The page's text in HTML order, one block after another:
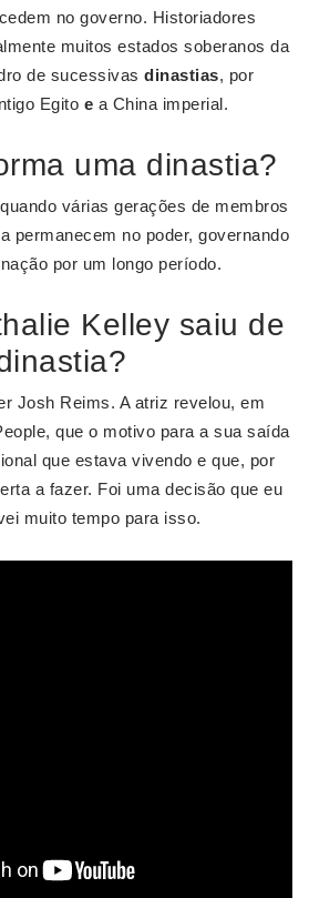
no governo. Historiadores
muitos estados soberanos da
de sucessivas dinastias, por
Egito e a China imperial.
uma dinastia?
várias gerações de membros
permanecem no poder, governando
por um longo período.
Kelley saiu de
Josh Reims. A atriz revelou, em
que o motivo para a sua saída
que estava vivendo e que, por
a fazer. Foi uma decisão que eu
muito tempo para isso.